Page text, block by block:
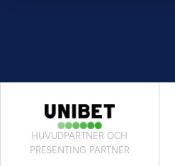
HUVUDPARTNER OCH
PRESENTING PARTNER